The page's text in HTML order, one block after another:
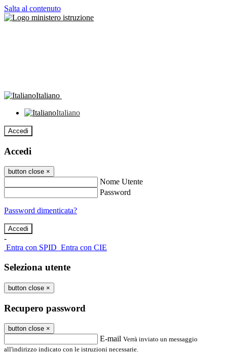
Salta al contenuto
Italiano
Italiano
Accedi
Accedi
button close ×
Nome Utente
Password
Password dimenticata?
-
Entra con SPID Entra con CIE
Seleziona utente
button close ×
Recupero password
button close ×
E-mail Verrà inviato un messaggio
all'indirizzo indicato con le istruzioni necessarie.